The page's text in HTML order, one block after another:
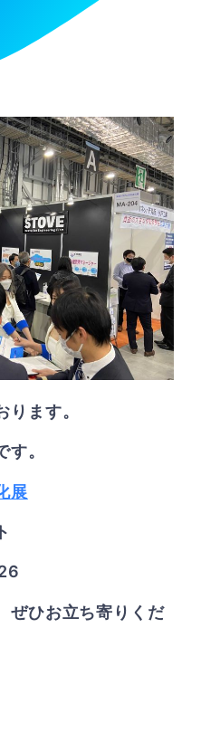
ます。
。
展
ぜひお立ち寄りくだ